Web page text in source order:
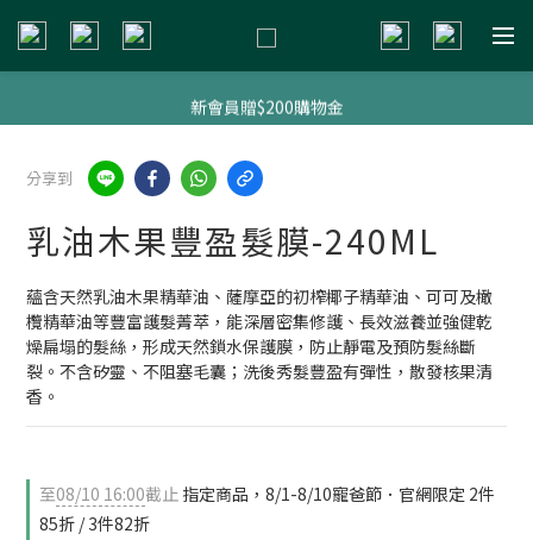
新會員贈$200購物金
新會員贈$200購物金
分享到
乳油木果豐盈髮膜-240ML
蘊含天然乳油木果精華油、薩摩亞的初榨椰子精華油、可可及橄
欖精華油等豐富護髮菁萃，能深層密集修護、長效滋養並強健乾
燥扁塌的髮絲，形成天然鎖水保護膜，防止靜電及預防髮絲斷
裂。不含矽靈、不阻塞毛囊；洗後秀髮豐盈有彈性，散發核果清
香。
至08/10 16:00截止 指定商品，8/1-8/10寵爸節．官網限定 2件
85折 / 3件82折